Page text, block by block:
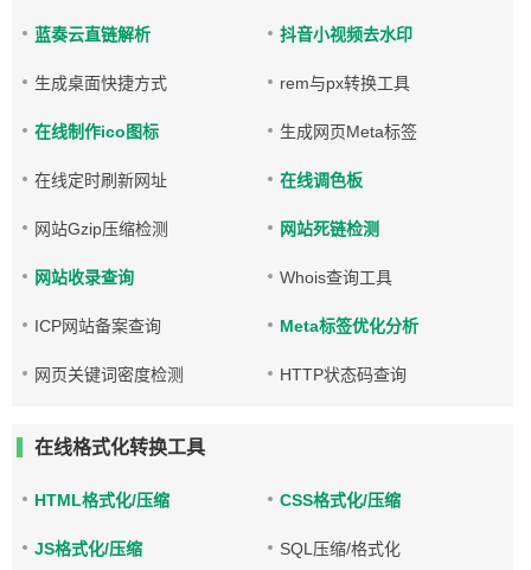
蓝奏云直链解析 抖音小视频去水印
生成桌面快捷方式 rem与px转换工具
在线制作ico图标 生成网页Meta标签
在线定时刷新网址 在线调色板
网站Gzip压缩检测 网站死链检测
网站收录查询 Whois查询工具
ICP网站备案查询 Meta标签优化分析
网页关键词密度检测 HTTP状态码查询
在线格式化转换工具
HTML格式化/压缩 CSS格式化/压缩
JS格式化/压缩 SQL压缩/格式化